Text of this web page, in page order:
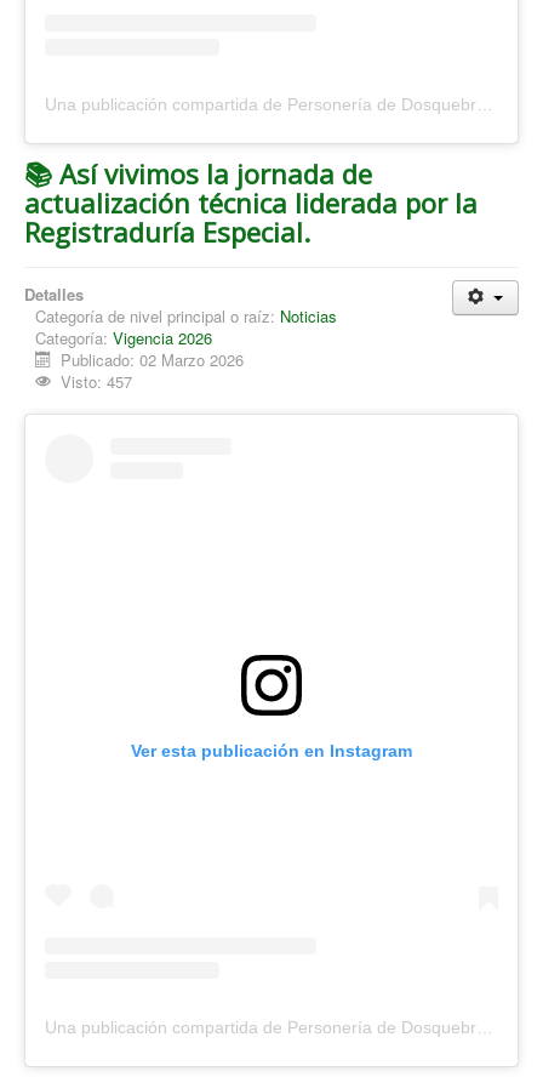
📚 Así vivimos la jornada de
actualización técnica liderada por la
Registraduría Especial.
Detalles
Categoría de nivel principal o raíz: Noticias
Categoría: Vigencia 2026
Publicado: 02 Marzo 2026
Visto: 457
Ver esta publicación en Instagram
Una publicación compartida de Personería de Dosquebradas (@personeriadosquebradas)